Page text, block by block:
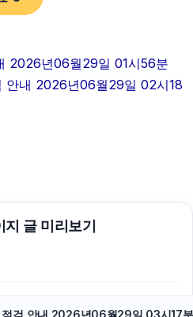
노원구하수구막힘
강남상간녀소송변호사
2026년06월29일 01시56분
안내 2026년06월29일 02시18
글 미리보기